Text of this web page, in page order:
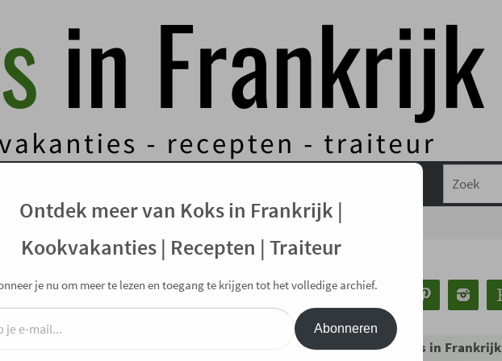
ONS!
kip, appel en augurk
en augurk
Welkom bij koks in Frankrijk
Ontdek meer van Koks in Frankrijk |
Kookvakanties | Recepten | Traiteur
je nu om meer te lezen en toegang te krijgen tot het volledige archief.
Abonneren